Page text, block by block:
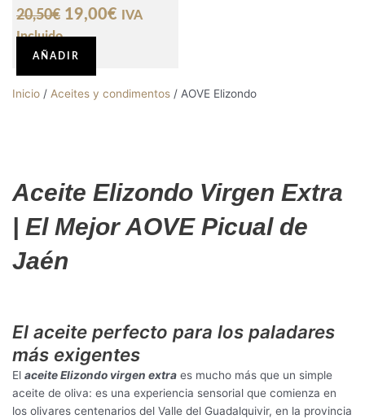
20,50€ 19,00€
IVA
Incluido
AÑADIR
Inicio / Aceites y condimentos / AOVE Elizondo
Aceite Elizondo Virgen Extra
| El Mejor AOVE Picual de
Jaén
El aceite perfecto para los paladares
más exigentes
El aceite Elizondo virgen extra es mucho más que un simple
aceite de oliva: es una experiencia sensorial que comienza en
los olivares centenarios del Valle del Guadalquivir, en la provincia